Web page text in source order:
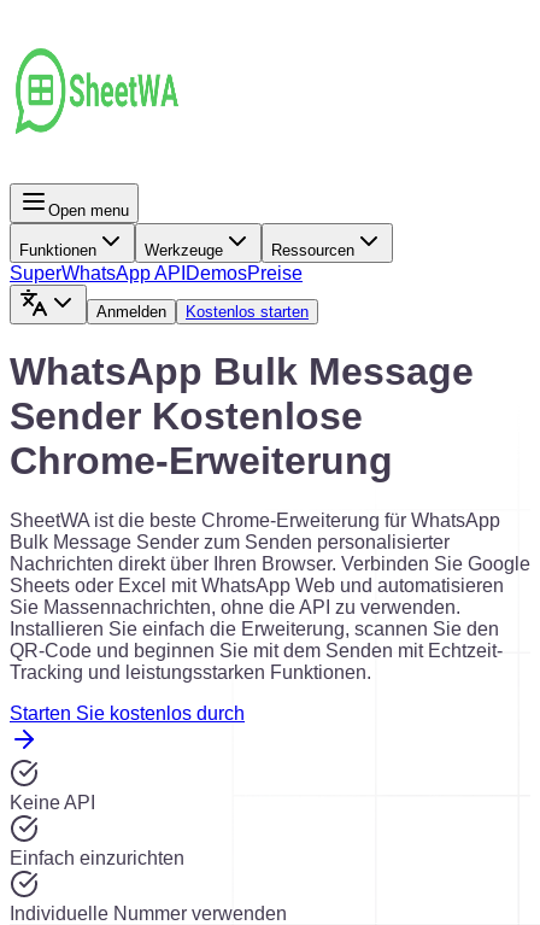
Open menu
Funktionen Werkzeuge Ressourcen
SuperWhatsApp API DemosPreise
Anmelden Kostenlos starten
WhatsApp Bulk Message
Sender Kostenlose
Chrome-Erweiterung
SheetWA ist die beste Chrome-Erweiterung für WhatsApp
Bulk Message Sender zum Senden personalisierter
Nachrichten direkt über Ihren Browser. Verbinden Sie Google
Sheets oder Excel mit WhatsApp Web und automatisieren
Sie Massennachrichten, ohne die API zu verwenden.
Installieren Sie einfach die Erweiterung, scannen Sie den
QR-Code und beginnen Sie mit dem Senden mit Echtzeit-
Tracking und leistungsstarken Funktionen.
Starten Sie kostenlos durch
Keine API
Einfach einzurichten
Individuelle Nummer verwenden